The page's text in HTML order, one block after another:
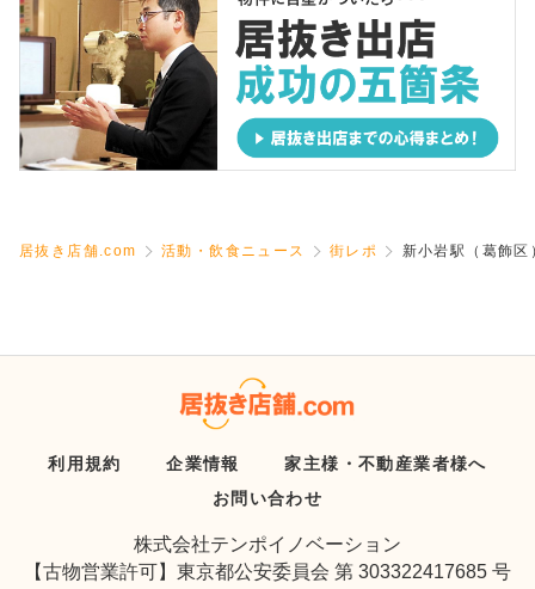
居抜き店舗.com 活動・飲食ニュース 街レポ 新小岩駅（葛飾
利用規約 企業情報
家主様・不動産業者様へ
お問い合わせ
株式会社テンポイノベーション
【古物営業許可】東京都公安委員会 第 303322417685 号